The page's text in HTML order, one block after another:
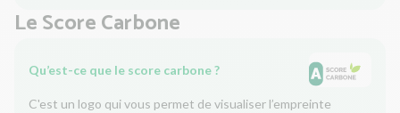
Le Score Carbone
Qu’est-ce que le score carbone ?
C'est un logo qui vous permet de visualiser l’empreinte